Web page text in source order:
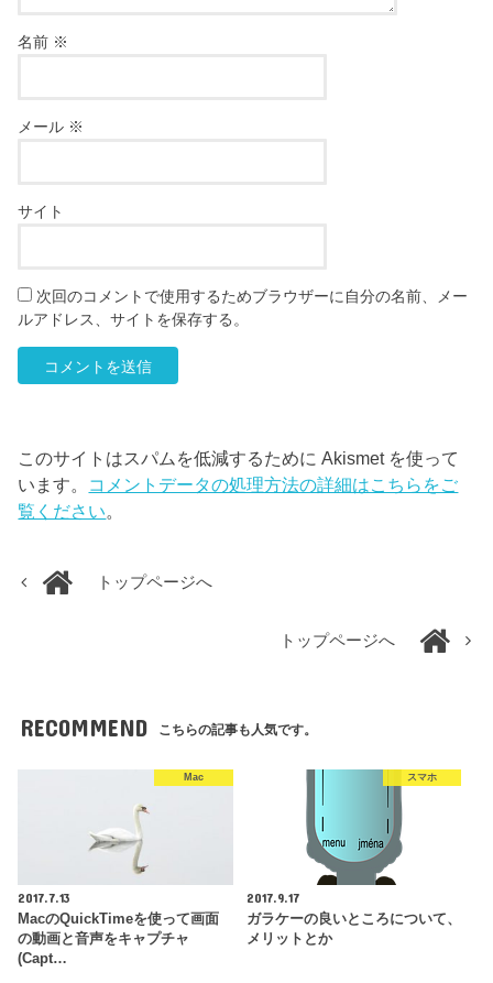
名前 ※
メール ※
サイト
次回のコメントで使用するためブラウザーに自分の名前、メー
ルアドレス、サイトを保存する。
このサイトはスパムを低減するために Akismet を使って
います。 コメントデータの処理方法の詳細はこちらをご
覧ください。
トップページへ
トップページへ
RECOMMEND こちらの記事も人気です。
Mac
2017.7.13
MacのQuickTimeを使って画面
の動画と音声をキャプチャ
(Capt…
スマホ
2017.9.17
ガラケーの良いところについて、
メリットとか